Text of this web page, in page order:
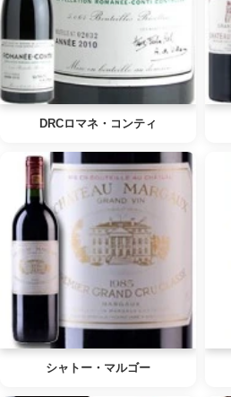
DRCロマネ・コンティ
シャトー・マルゴー